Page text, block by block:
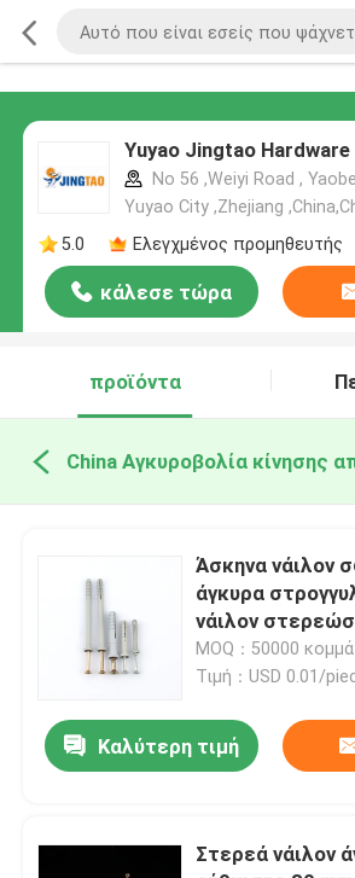
Yuyao Jingtao
No 56 ,Weiyi Road ,
Yuyao City ,Zhejiang
5.0
Ελεγχμένος προμηθευτής
κάλεσε τώρα
προϊόντα
Άσκηνα νάιλον
άγκυρα
νάιλον
MOQ：50000
Τιμή：USD 0.01/
Καλύτερη τιμή
Στερεά νάιλον